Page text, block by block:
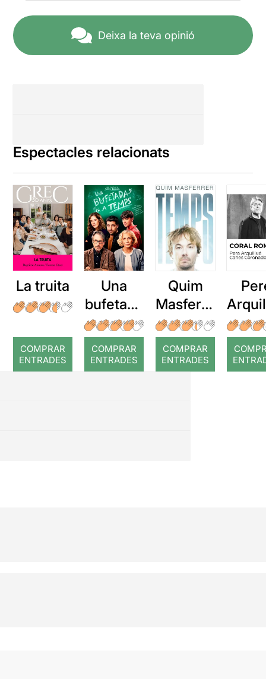
Deixa la teva opinió
Espectacles relacionats
La truita
COMPRAR
ENTRADES
Una
bufetada
a temps
COMPRAR
ENTRADES
Quim
Masferre
r: Temps
COMPRAR
ENTRADES
: